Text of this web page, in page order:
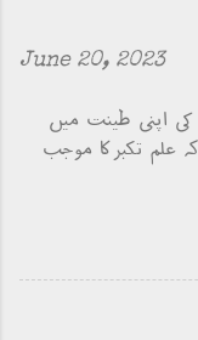
June 20, 2023
اپنی طینت میں
علم تکبرکا موجب